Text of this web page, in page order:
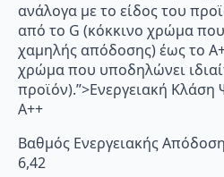
ανάλογα με το είδος του
από το G (κόκκινο χρώμα
χαμηλής απόδοσης) έως το
χρώμα που υποδηλώνει
προϊόν).”>Ενεργειακή Κλάση
A++
Βαθμός Ενεργειακής
6,42